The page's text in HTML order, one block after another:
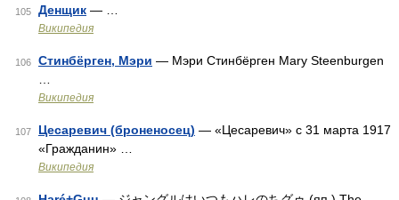
105 Денщик — …
Википедия
106 Стинбёрген, Мэри — Мэри Стинбёрген Mary Steenburgen
Википедия
107 Цесаревич (броненосец) — «Цесаревич» c 31 марта 1917
«Гражданин» …
Википедия